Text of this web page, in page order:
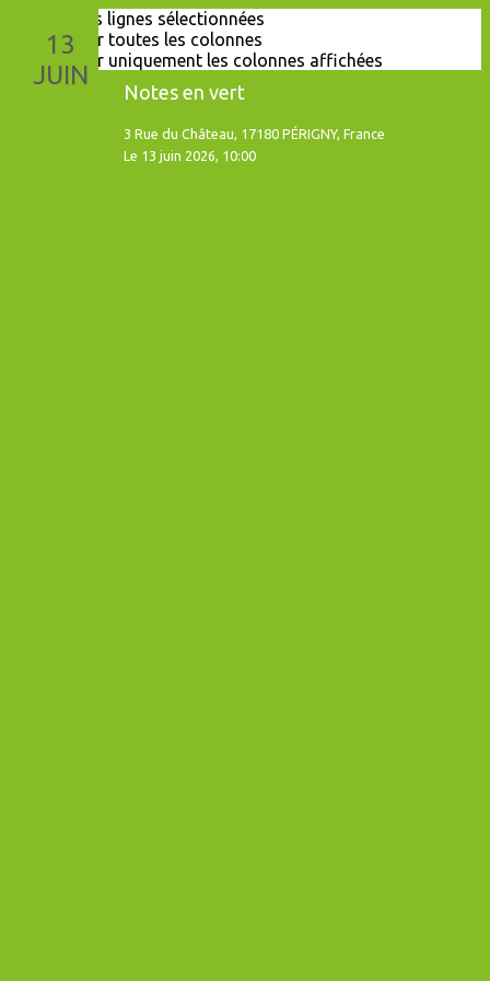
Exporter les lignes sélectionnées
Exporter toutes les colonnes
Exporter uniquement les colonnes affichées
13
JUIN
Notes en vert
3 Rue du Château, 17180 PÉRIGNY, France
Le 13 juin 2026, 10:00